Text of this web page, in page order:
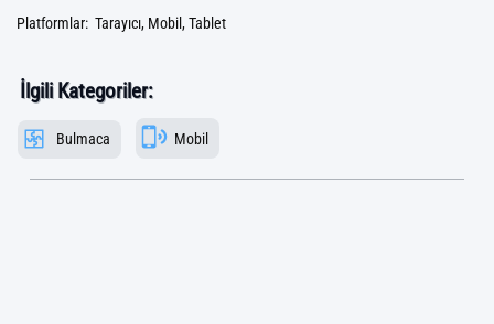
Platformlar: Tarayıcı, Mobil, Tablet
İlgili Kategoriler:
Bulmaca Mobil